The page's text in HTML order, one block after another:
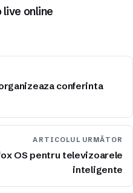
live online
conferinta
ARTICOLUL URMĂTOR
OS pentru televizoarele
inteligente